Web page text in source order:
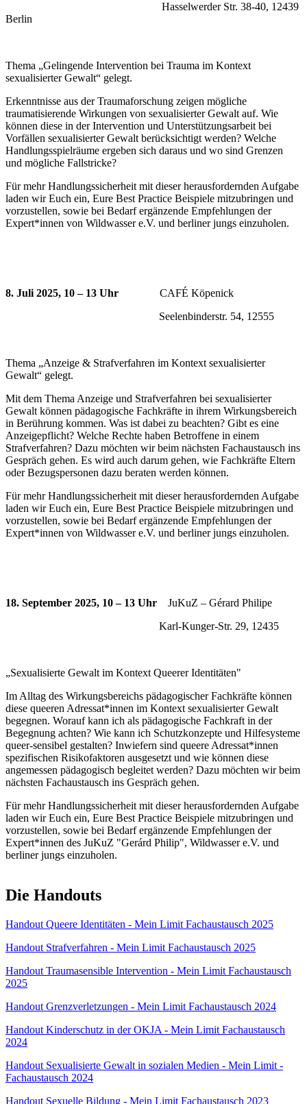
Hasselwerder Str. 38-40, 12439
Berlin
Thema „Gelingende Intervention bei Trauma im Kontext
sexualisierter Gewalt“ gelegt.
Erkenntnisse aus der Traumaforschung zeigen mögliche
traumatisierende Wirkungen von sexualisierter Gewalt auf. Wie
können diese in der Intervention und Unterstützungsarbeit bei
Vorfällen sexualisierter Gewalt berücksichtigt werden? Welche
Handlungsspielräume ergeben sich daraus und wo sind Grenzen
und mögliche Fallstricke?
Für mehr Handlungssicherheit mit dieser herausfordernden Aufgabe
laden wir Euch ein, Eure Best Practice Beispiele mitzubringen und
vorzustellen, sowie bei Bedarf ergänzende Empfehlungen der
Expert*innen von Wildwasser e.V. und berliner jungs einzuholen.
8. Juli 2025, 10 – 13 Uhr CAFÉ Köpenick
Seelenbinderstr. 54, 12555
Thema „Anzeige & Strafverfahren im Kontext sexualisierter
Gewalt“ gelegt.
Mit dem Thema Anzeige und Strafverfahren bei sexualisierter
Gewalt können pädagogische Fachkräfte in ihrem Wirkungsbereich
in Berührung kommen. Was ist dabei zu beachten? Gibt es eine
Anzeigepflicht? Welche Rechte haben Betroffene in einem
Strafverfahren? Dazu möchten wir beim nächsten Fachaustausch ins
Gespräch gehen. Es wird auch darum gehen, wie Fachkräfte Eltern
oder Bezugspersonen dazu beraten werden können.
Für mehr Handlungssicherheit mit dieser herausfordernden Aufgabe
laden wir Euch ein, Eure Best Practice Beispiele mitzubringen und
vorzustellen, sowie bei Bedarf ergänzende Empfehlungen der
Expert*innen von Wildwasser e.V. und berliner jungs einzuholen.
18. September 2025, 10 – 13 Uhr JuKuZ – Gérard Philipe
Karl-Kunger-Str. 29, 12435
„Sexualisierte Gewalt im Kontext Queerer Identitäten"
Im Alltag des Wirkungsbereichs pädagogischer Fachkräfte können
diese queeren Adressat*innen im Kontext sexualisierter Gewalt
begegnen. Worauf kann ich als pädagogische Fachkraft in der
Begegnung achten? Wie kann ich Schutzkonzepte und Hilfesysteme
queer-sensibel gestalten? Inwiefern sind queere Adressat*innen
spezifischen Risikofaktoren ausgesetzt und wie können diese
angemessen pädagogisch begleitet werden? Dazu möchten wir beim
nächsten Fachaustausch ins Gespräch gehen.
Für mehr Handlungssicherheit mit dieser herausfordernden Aufgabe
laden wir Euch ein, Eure Best Practice Beispiele mitzubringen und
vorzustellen, sowie bei Bedarf ergänzende Empfehlungen der
Expert*innen des JuKuZ "Gerárd Philip", Wildwasser e.V. und
berliner jungs einzuholen.
Die Handouts
Handout Queere Identitäten - Mein Limit Fachaustausch 2025
Handout Strafverfahren - Mein Limit Fachaustausch 2025
Handout Traumasensible Intervention - Mein Limit Fachaustausch
2025
Handout Grenzverletzungen - Mein Limit Fachaustausch 2024
Handout Kinderschutz in der OKJA - Mein Limit Fachaustausch
2024
Handout Sexualisierte Gewalt in sozialen Medien - Mein Limit -
Fachaustausch 2024
Handout Sexuelle Bildung - Mein Limit Fachaustausch 2023